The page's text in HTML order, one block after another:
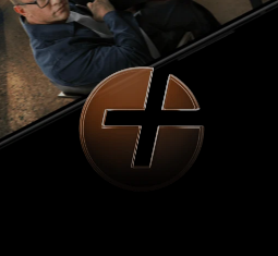
«очень любит»
какую именно.
— «трансмутант»,
полным набором
Он/она служит
путаница
личности: когда
на себя его
он становится
испытывая
к похожим на